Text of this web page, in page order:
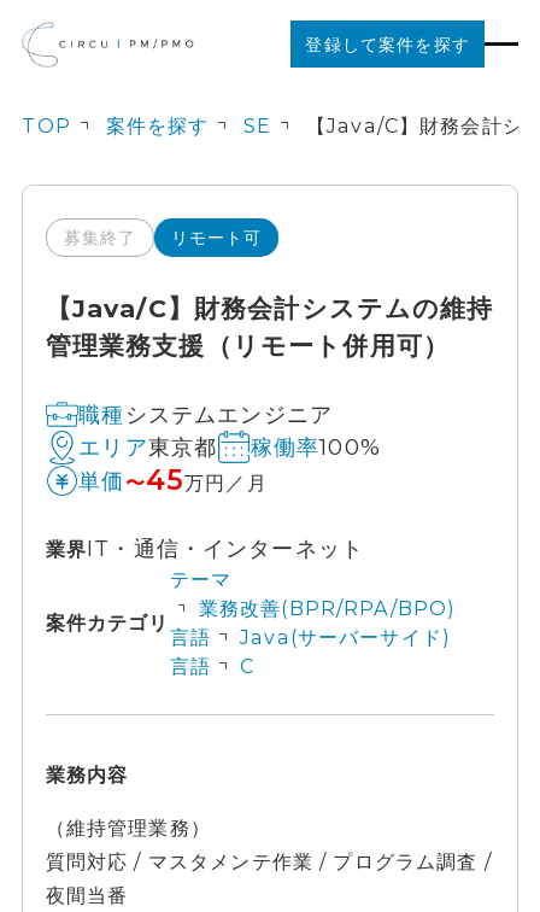
登録して案件を探す
ご利用の流れ
お役立ちコンテンツ
TOP 案件を探す SE
募集終了 リモート可
【Java/C】財務会計システムの維持
管理業務支援（リモート併用可）
職種システムエンジニア
エリア東京都 稼働率100%
単価 〜45万円／月
業界IT・通信・インターネット
案件カテゴリ
テーマ
業務改善(BPR/RPA/BPO)
言語
Java(サーバーサイド)
言語
C
業務内容
（維持管理業務）
質問対応 / マスタメンテ作業 / プログラム調査 /
夜間当番